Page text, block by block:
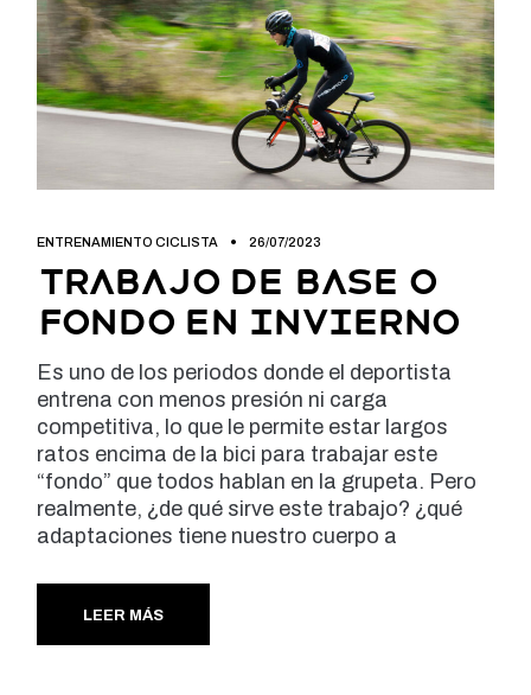
ENTRENAMIENTO CICLISTA 26/07/2023
Trabajo de base o
fondo en invierno
Es uno de los periodos donde el deportista
entrena con menos presión ni carga
competitiva, lo que le permite estar largos
ratos encima de la bici para trabajar este
“fondo” que todos hablan en la grupeta. Pero
realmente, ¿de qué sirve este trabajo? ¿qué
adaptaciones tiene nuestro cuerpo a
LEER MÁS